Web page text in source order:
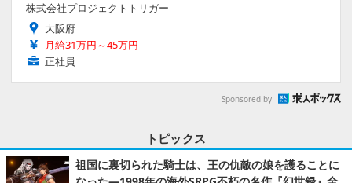
株式会社プロジェクトトリガー
大阪府
月給31万円～45万円
正社員
Sponsored by
トピックス
祖国に裏切られた騎士は、王の仇敵の娘を護ることに